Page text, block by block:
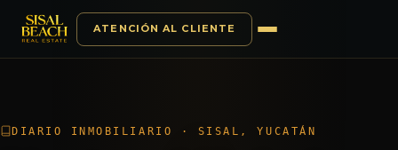
ATENCIÓN AL CLIENTE
DIARIO INMOBILIARIO · SISAL, YUCATÁN